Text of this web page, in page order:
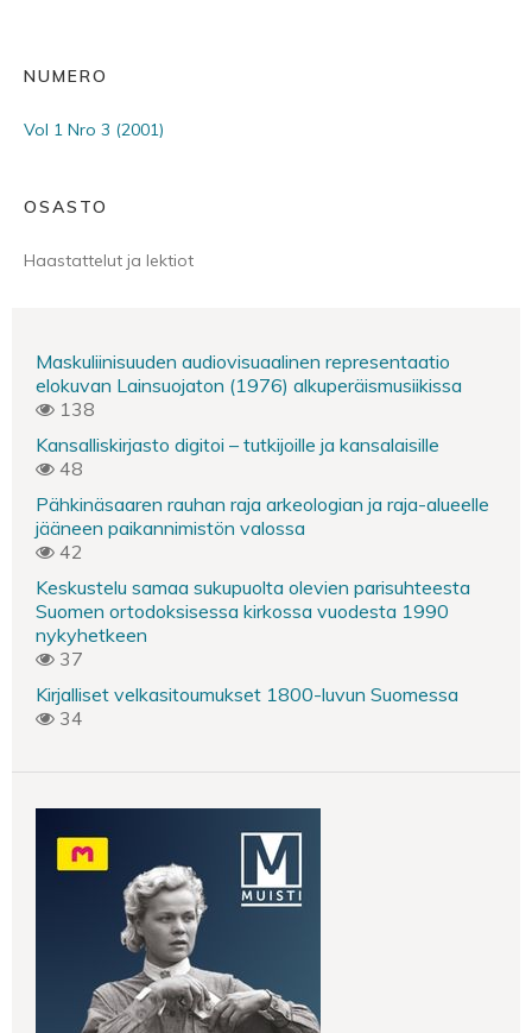
NUMERO
Vol 1 Nro 3 (2001)
OSASTO
Haastattelut ja lektiot
Maskuliinisuuden audiovisuaalinen representaatio
elokuvan Lainsuojaton (1976) alkuperäismusiikissa
138
Kansalliskirjasto digitoi – tutkijoille ja kansalaisille
48
Pähkinäsaaren rauhan raja arkeologian ja raja-alueelle
jääneen paikannimistön valossa
42
Keskustelu samaa sukupuolta olevien parisuhteesta
Suomen ortodoksisessa kirkossa vuodesta 1990
nykyhetkeen
37
Kirjalliset velkasitoumukset 1800-luvun Suomessa
34